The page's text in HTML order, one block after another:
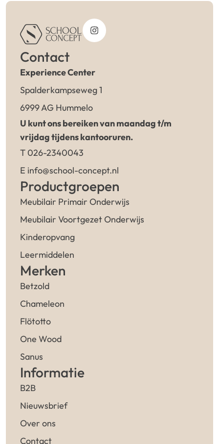
Contact
Experience Center
Spalderkampseweg 1
6999 AG Hummelo
U kunt ons bereiken van maandag t/m
vrijdag tijdens kantooruren.
T 026-2340043
E info@school-concept.nl
Productgroepen
Meubilair Primair Onderwijs
Meubilair Voortgezet Onderwijs
Kinderopvang
Leermiddelen
Merken
Betzold
Chameleon
Flötotto
One Wood
Sanus
Informatie
B2B
Nieuwsbrief
Over ons
Contact